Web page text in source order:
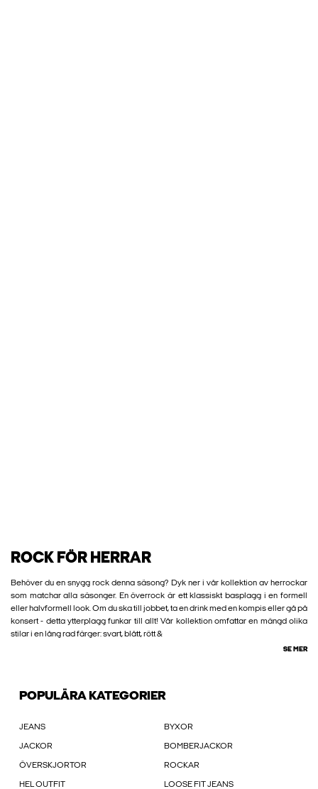
ROCK FÖR HERRAR
Behöver du en snygg rock denna säsong? Dyk ner i vår kollektion av herrockar
som matchar alla säsonger. En överrock är ett klassiskt basplagg i en formell
eller halvformell look. Om du ska till jobbet, ta en drink med en kompis eller gå på
konsert - detta ytterplagg funkar till allt! Vår kollektion omfattar en mängd olika
stilar i en lång rad färger: svart, blått, rött &
SE MER
POPULÄRA KATEGORIER
JEANS BYXOR
JACKOR BOMBERJACKOR
ÖVERSKJORTOR ROCKAR
HEL OUTFIT LOOSE FIT JEANS